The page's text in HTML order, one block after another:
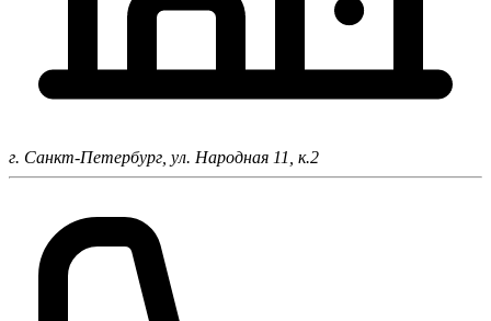
г. Санкт-Петербург, ул. Народная 11, к.2